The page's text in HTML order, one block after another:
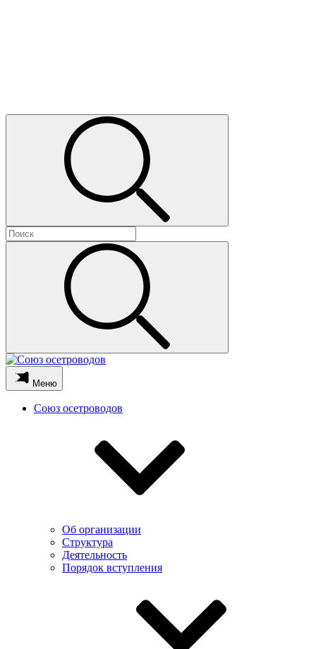
Меню
Союз осетроводов
Об организации
Структура
Деятельность
Порядок вступления